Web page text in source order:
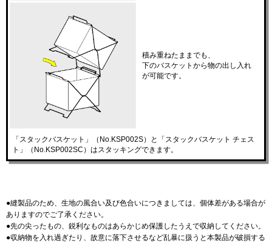
積み重ねたままでも、
下のバスケットから物の出し入れ
が可能です。
「スタックバスケット」（No.KSP002S）と「スタックバスケット チェス
ト」（No.KSP002SC）はスタッキングできます。
●縫製品のため、生地の風合い及び色合いにつきましては、個体差がある場合が
ありますのでご了承ください。
●先の尖ったもの、鋭利なものはあらかじめ保護したうえで収納してください。
●収納物を入れ過ぎたり、故意に落下させるなど乱暴に扱うと本製品が破損する